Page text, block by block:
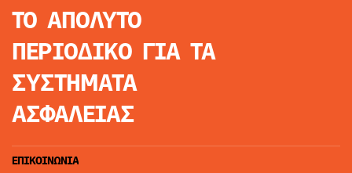
ΤΟ ΑΠΟΛΥΤΟ
ΠΕΡΙΟΔΙΚΟ ΓΙΑ ΤΑ
ΣΥΣΤΗΜΑΤΑ
ΑΣΦΑΛΕΙΑΣ
ΕΠΙΚΟΙΝΩΝΙΑ